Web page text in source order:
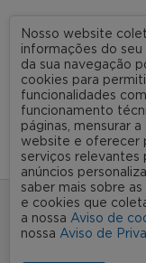
Nosso website
informações do
da sua navegação
cookies para
funcionalidades
funcionamento
páginas, mensurar
website e oferecer
serviços relevantes
anúncios
saber mais sobre
e cookies que
a nossa Aviso de
nossa Aviso de